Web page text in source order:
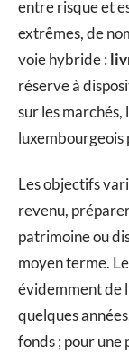
entre risque et
extrêmes, de
voie hybride :
réserve à
sur les
luxembourgeois
Les objectifs
revenu,
patrimoine ou
moyen terme.
évidemment de
quelques
fonds ; pour une